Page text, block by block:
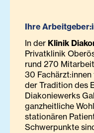
Ihre
In der Klinik
Privatklinik
rund 270
30
der Tradition des
Diakoniewerks
ganzheitliche
stationären
Schwerpunkte